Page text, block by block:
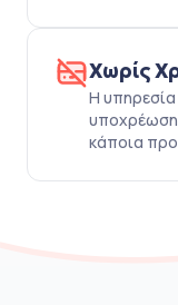
Χωρίς
Η υπηρεσία
υποχρέωση
κάποια